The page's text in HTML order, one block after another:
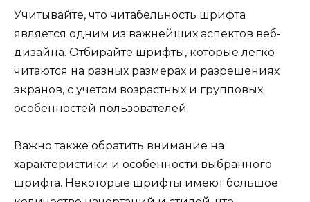
Учитывайте, что читабельность шрифта
является одним из важнейших аспектов веб-
дизайна. Отбирайте шрифты, которые легко
читаются на разных размерах и разрешениях
экранов, с учетом возрастных и групповых
особенностей пользователей.
Важно также обратить внимание на
характеристики и особенности выбранного
шрифта. Некоторые шрифты имеют большое